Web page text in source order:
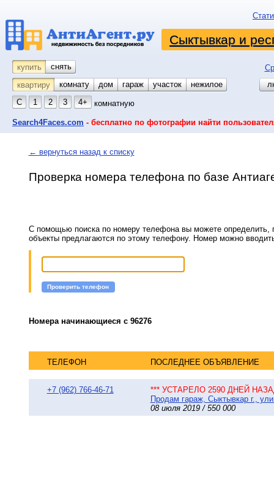
Сыктывкар и
купить снять
квартиру
комнату койко-место
дом гараж участок
нежилое
С
1 2 3 4+ комнатную
Search4Faces.com - бесплатно по фотографии найти
← вернуться назад к списку
Проверка номера телефона по базе
С помощью поиска по номеру телефона вы можете определить,
объекты предлагаются по этому телефону. Номер можно
Проверить телефон
Номера начинающиеся с 96276
ТЕЛЕФОН ПОСЛЕДНЕЕ ОБЪЯВЛЕНИЕ
+7 (962) 766-46-71
*** УСТАРЕЛО 2590 ДНЕЙ
Продам гараж, Сыктывкар г.,
08 июля 2019 / 550 000